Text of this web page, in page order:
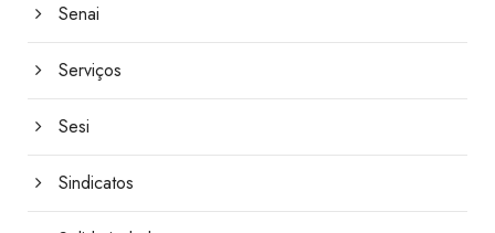
Senai
Serviços
Sesi
Sindicatos